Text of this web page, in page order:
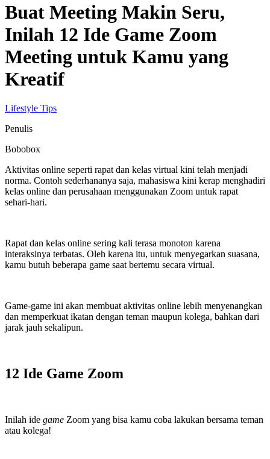
Buat Meeting Makin Seru,
Inilah 12 Ide Game Zoom
Meeting untuk Kamu yang
Kreatif
Lifestyle Tips
Penulis
Bobobox
Aktivitas online seperti rapat dan kelas virtual kini telah menjadi
norma. Contoh sederhananya saja, mahasiswa kini kerap menghadiri
kelas online dan perusahaan menggunakan Zoom untuk rapat
sehari-hari.
Rapat dan kelas online sering kali terasa monoton karena
interaksinya terbatas. Oleh karena itu, untuk menyegarkan suasana,
kamu butuh beberapa game saat bertemu secara virtual.
Game-game ini akan membuat aktivitas online lebih menyenangkan
dan memperkuat ikatan dengan teman maupun kolega, bahkan dari
jarak jauh sekalipun.
12 Ide Game Zoom
Inilah ide game Zoom yang bisa kamu coba lakukan bersama teman
atau kolega!